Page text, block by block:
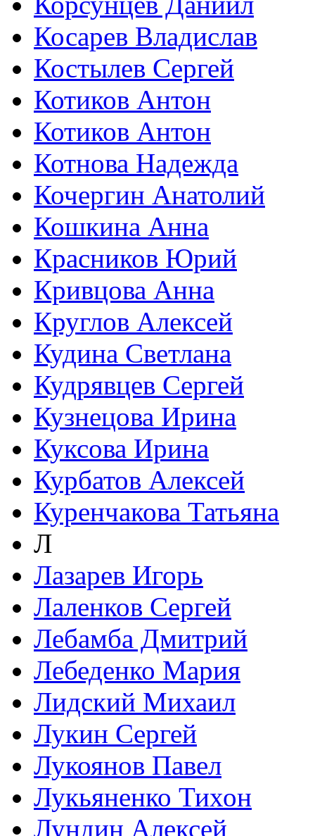
Косарев Владислав
Костылев Сергей
Котиков Антон
Котиков Антон
Котнова Надежда
Кочергин Анатолий
Кошкина Анна
Красников Юрий
Кривцова Анна
Круглов Алексей
Кудина Светлана
Кудрявцев Сергей
Кузнецова Ирина
Куксова Ирина
Курбатов Алексей
Куренчакова Татьяна
Л
Лазарев Игорь
Лаленков Сергей
Лебамба Дмитрий
Лебеденко Мария
Лидский Михаил
Лукин Сергей
Лукоянов Павел
Лукьяненко Тихон
Лундин Алексей